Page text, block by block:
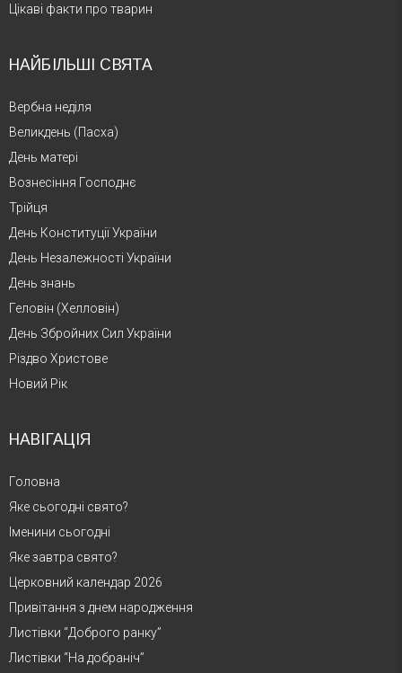
Цікаві факти про тварин
НАЙБІЛЬШІ СВЯТА
Вербна неділя
Великдень (Пасха)
День матері
Вознесіння Господнє
Трійця
День Конституції України
День Незалежності України
День знань
Геловін (Хелловін)
День Збройних Сил України
Різдво Христове
Новий Рік
НАВІГАЦІЯ
Головна
Яке сьогодні свято?
Іменини сьогодні
Яке завтра свято?
Церковний календар 2026
Привітання з днем народження
Листівки “Доброго ранку”
Листівки “На добраніч”